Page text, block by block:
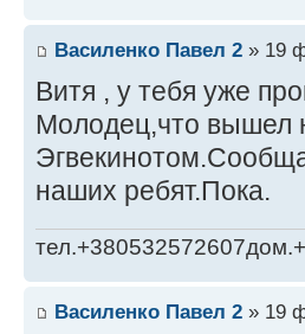
Василенко Павел 2 » 19
Витя , у тебя уже
Молодец,что вышел
наших ребят.Пока.
Василенко Павел 2 » 19